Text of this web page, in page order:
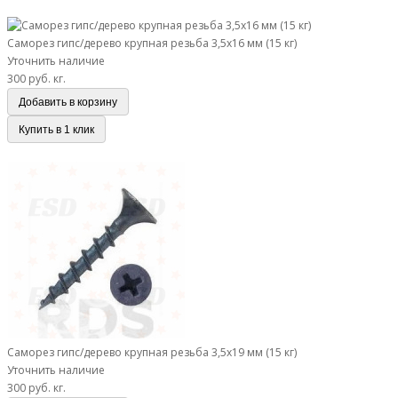
Саморез гипс/дерево крупная резьба 3,5х16 мм (15 кг)
Уточнить наличие
300 руб. кг.
Добавить в корзину
Купить в 1 клик
Саморез гипс/дерево крупная резьба 3,5х19 мм (15 кг)
Уточнить наличие
300 руб. кг.